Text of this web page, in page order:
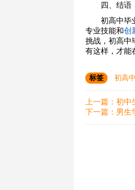
四、结语
初高中毕
专业技能和创
挑战，初高中
有这样，才能
标签 初高中
上一篇：初中
下一篇： 男生